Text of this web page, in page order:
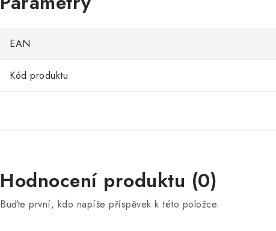
EAN
Kód produktu
Hodnocení produktu (0)
Buďte první, kdo napíše příspěvek k této položce.